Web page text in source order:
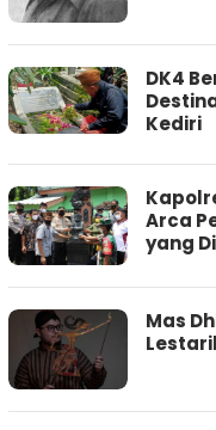
DK4
Kediri
Arca
yang
Mas